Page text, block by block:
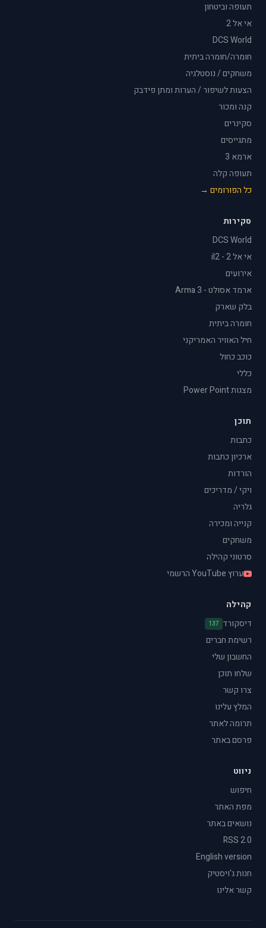
תעופה וביטחון
אי אל 2
DCS World
חומרה/חומרה ביתית
משחקים / נוסטלגיה
הצעות לשיפור / הערות ומתן פידבק
קנה ומכור
סקינרים
מתגייסים
ארמא 3
תעופה קלה
כל הפורומים →
סקירות
DCS World
אי אל 2 - il2
אירועים
ארמד אסולט - Arma 3
בלק שארק
חומרה ביתית
חיל האוויר האמריקני
כוכב כחול
כללי
מצגות Power Point
תוכן
כתבות
ארכיון כתבות
הורדות
ויקי / מדריכים
גלריה
קנייה ומכירה
משחקים
סרטוני קהילה
ערוץ YouTube הרשמי
קהילה
דיסקורד 137
רשימת חברים
החשבון שלי
שלחו תוכן
צרו קשר
המלץ עלינו
תרומה לאתר
פרסם באתר
ניווט
חיפוש
מפת האתר
נושאים באתר
RSS 2.0
English version
חנות ג'ויסטיק
קשר אלינו